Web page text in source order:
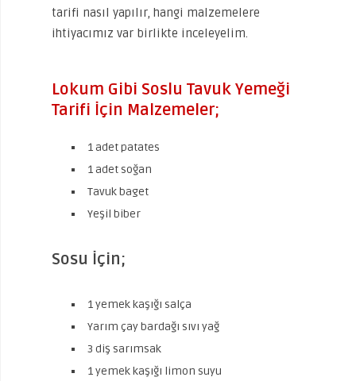
tarifi nasıl yapılır, hangi malzemelere
ihtiyacımız var birlikte inceleyelim.
Lokum Gibi Soslu Tavuk Yemeği
Tarifi İçin Malzemeler;
1 adet patates
1 adet soğan
Tavuk baget
Yeşil biber
Sosu İçin;
1 yemek kaşığı salça
Yarım çay bardağı sıvı yağ
3 diş sarımsak
1 yemek kaşığı limon suyu